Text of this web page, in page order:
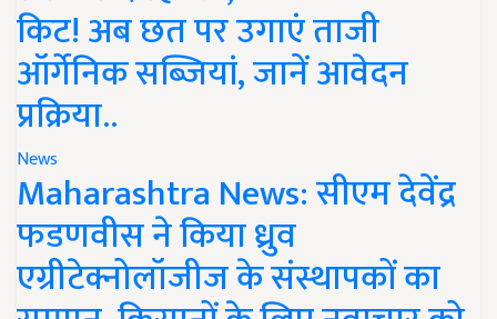
किट! अब छत पर उगाएं ताजी
ऑर्गेनिक सब्जियां, जानें आवेदन
प्रक्रिया..
News
Maharashtra News: सीएम देवेंद्र
फडणवीस ने किया ध्रुव
एग्रीटेक्नोलॉजीज के संस्थापकों का